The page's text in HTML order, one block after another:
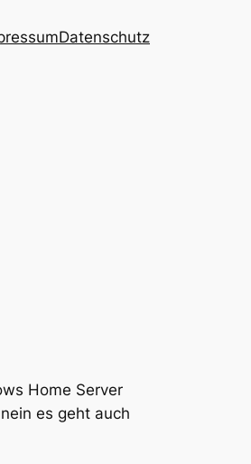
Datenschutz
Home Server
es geht auch